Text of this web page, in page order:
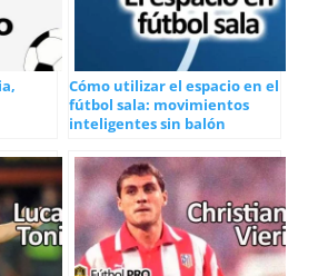
Cómo utilizar el espacio en el
fútbol sala: movimientos
inteligentes sin balón